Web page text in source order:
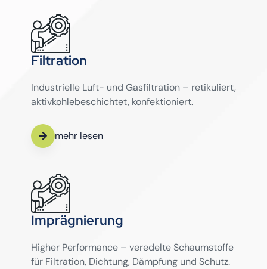
Filtration
Industrielle Luft- und Gasfiltration – retikuliert,
aktivkohlebeschichtet, konfektioniert.
mehr lesen
Imprägnierung
Higher Performance – veredelte Schaumstoffe
für Filtration, Dichtung, Dämpfung und Schutz.